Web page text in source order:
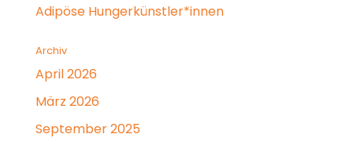
Adipöse Hungerkünstler*innen
Archiv
April 2026
März 2026
September 2025